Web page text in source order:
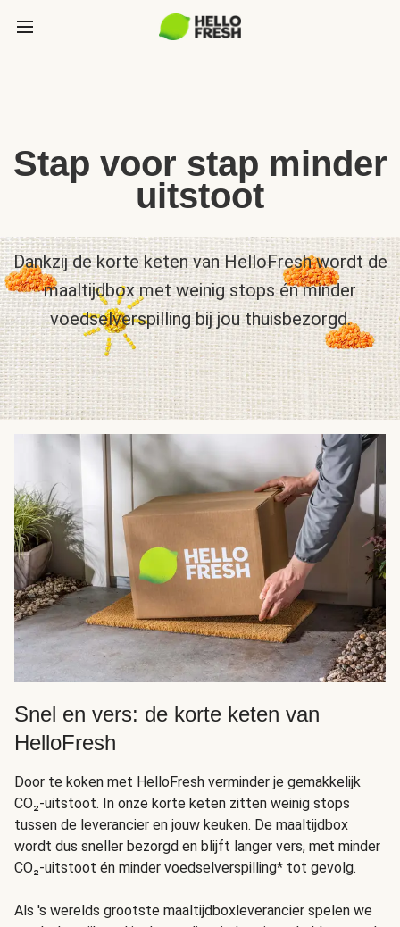
Stap voor stap minder
uitstoot
Dankzij de korte keten van HelloFresh wordt de
maaltijdbox met weinig stops én minder
voedselverspilling bij jou thuisbezorgd.
Snel en vers: de korte keten van
HelloFresh
Door te koken met HelloFresh verminder je gemakkelijk
CO₂-uitstoot. In onze korte keten zitten weinig stops
tussen de leverancier en jouw keuken. De maaltijdbox
wordt dus sneller bezorgd en blijft langer vers, met minder
CO₂-uitstoot én minder voedselverspilling* tot gevolg.
Als 's werelds grootste maaltijdboxleverancier spelen we